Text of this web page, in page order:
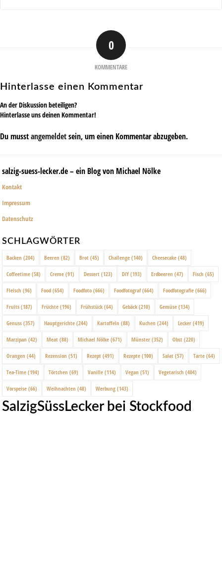
0
KOMMENTARE
Hinterlasse einen Kommentar
An der Diskussion beteiligen?
Hinterlasse uns deinen Kommentar!
Du musstangemeldetsein, um einen Kommentar abzugeben.
salzig-suess-lecker.de – ein Blog von Michael Nölke
Kontakt
Impressum
Datenschutz
SCHLAGWÖRTER
Backen (204) Beeren (82) Brot (45) Challenge (140) Cheesecake (48)
Coffeetime (58) Creme (91) Dessert (123) DIY (193) Erdbeeren (47) Fisch (65)
Fleisch (96) Food (654) Foodfoto (666) Foodfotograf(664) Foodfotografie (666)
Fruits (187) Früchte (196) Frühstück (64) Gebäck (210) Gemüse (134)
Genuss (357) Hauptgerichte (244) Kartoffeln (88) Kuchen (244) Lecker (419)
Marzipan (42) Meat (88) Michael Nölke (671) Münster (352) Obst (220)
Orangen (44) Rezension (51) Rezept (491) Rezepte (100) Salat (57) Tarte (64)
Tea-Time (194) Törtchen (69) Vanille (114) Vegan (51) Vegetarisch (404)
Vorspeise (66) Weihnachten (48) Werbung (143)
SalzigSüssLecker bei Stockfood